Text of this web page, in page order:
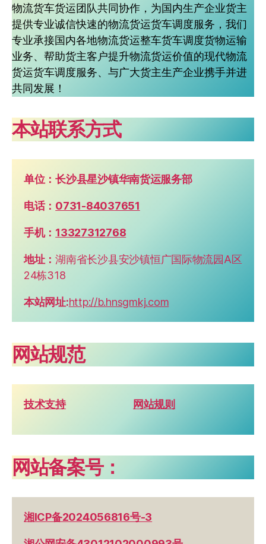
物流货车货运团队共同协作，为国内生产企业货主
提供专业诚信快速的物流货运货车调度服务，我们
专业承接国内各地物流货运整车货车调度货物运输
业务、帮助货主客户提升物流货运价值的现代物流
货运货车调度服务、与广大货主生产企业携手并进
共同发展！
本站联系方式
单位：长沙县星沙镇华南货运服务部
电话： 0731-84037651
手机： 13327312768
地址：湖南省长沙县安沙镇恒广国际物流园A区
24栋318
本站网址:http://b.hnsgmkj.com
网站规范
技术支持 网站规则
网站备案号：
湘ICP备2024056816号-3